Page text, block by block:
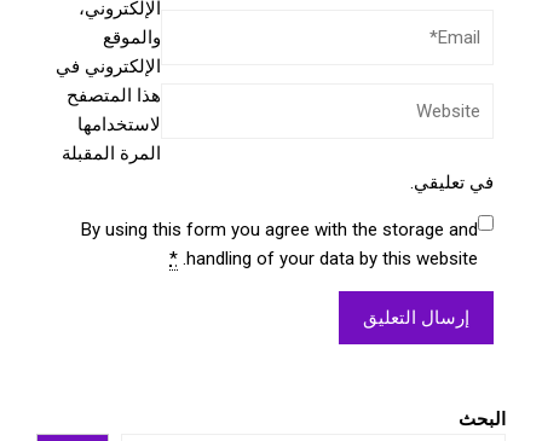
الإلكتروني،
والموقع
الإلكتروني في
هذا المتصفح
لاستخدامها
المرة المقبلة
في تعليقي.
By using this form you agree with the storage and
handling of your data by this website.
*
البحث